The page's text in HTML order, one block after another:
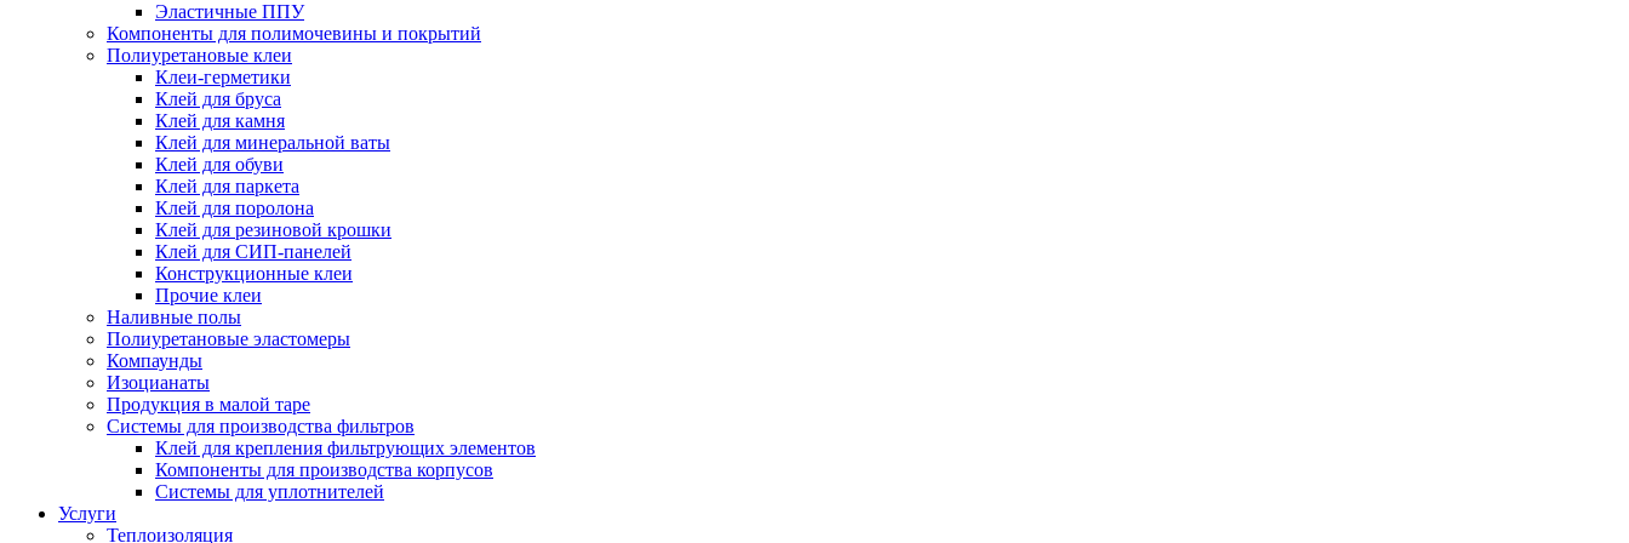
Эластичные ППУ
Компоненты для полимочевины и покрытий
Полиуретановые клеи
Клеи-герметики
Клей для бруса
Клей для камня
Клей для минеральной ваты
Клей для обуви
Клей для паркета
Клей для поролона
Клей для резиновой крошки
Клей для СИП-панелей
Конструкционные клеи
Прочие клеи
Наливные полы
Полиуретановые эластомеры
Компаунды
Изоцианаты
Продукция в малой таре
Системы для производства фильтров
Клей для крепления фильтрующих элементов
Компоненты для производства корпусов
Системы для уплотнителей
Услуги
Теплоизоляция